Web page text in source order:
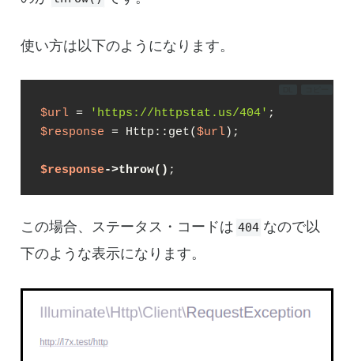
使い方は以下のようになります。
$url = 'https://httpstat.us/404'
$response = Http::get($url);
$response->throw() ;
この場合、ステータス・コードは 404 なので以
下のような表示になります。